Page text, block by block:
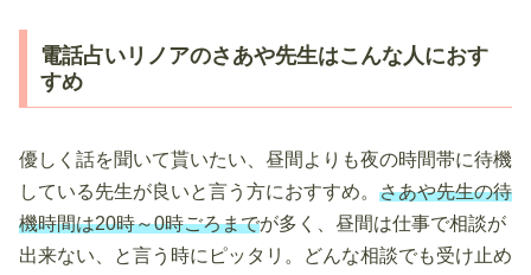
電話占いリノアのさあや先生はこんな人におす
すめ
優しく話を聞いて貰いたい、昼間よりも夜の時間帯に待機
している先生が良いと言う方におすすめ。 さあや先生の待
機時間は20時～0時ごろまでが多く、昼間は仕事で相談が
出来ない、と言う時にピッタリ。どんな相談でも受け止め